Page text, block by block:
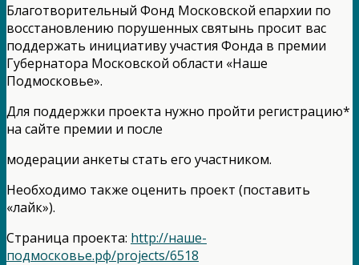
Благотворительный Фонд Московской епархии по
восстановлению порушенных святынь просит вас
поддержать инициативу участия Фонда в премии
Губернатора Московской области «Наше
Подмосковье».
Для поддержки проекта нужно пройти регистрацию*
на сайте премии и после
модерации анкеты стать его участником.
Необходимо также оценить проект (поставить
«лайк»).
Страница проекта: http://наше-
подмосковье.рф/projects/6518